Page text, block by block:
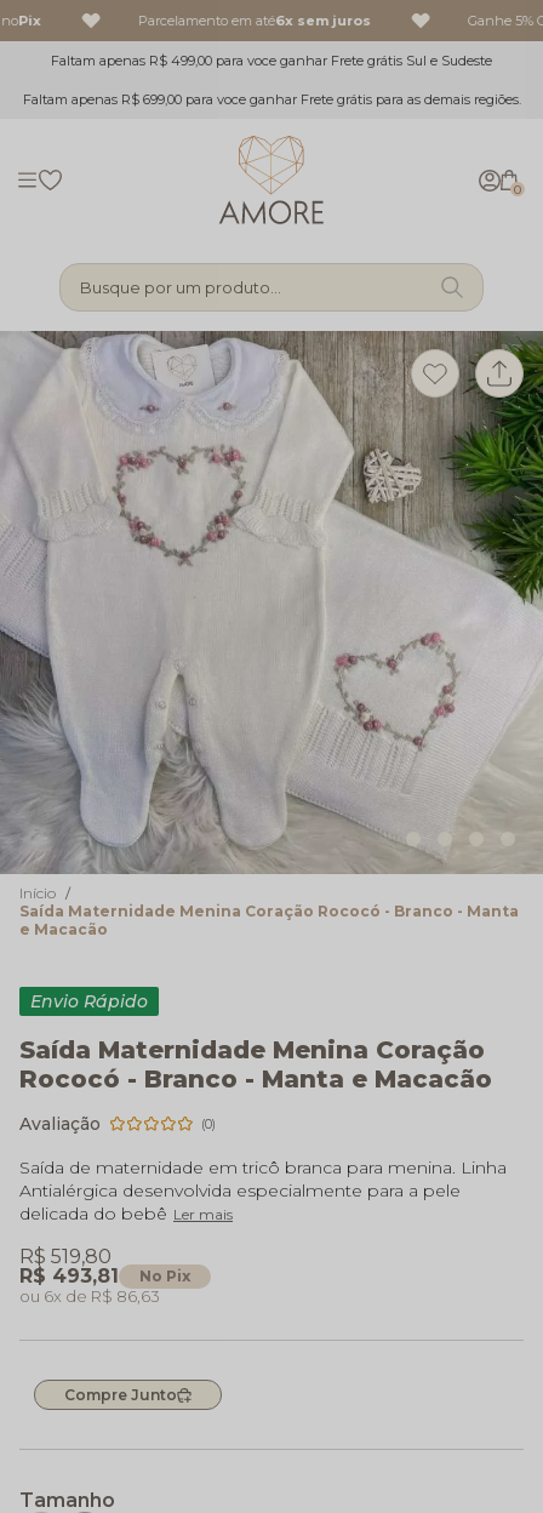
Pix Parcelamento em até6x sem juros Ganhe 5%
Faltam apenas R$ 499,00 para voce ganhar Frete grátis Sul e Sudeste
Faltam apenas R$ 699,00 para voce ganhar Frete grátis para as demais regiões.
0
Busque por um produto...
Início
Saída Maternidade Menina Coração Rococó - Branco - Manta
e Macacão
Envio Rápido
Saída Maternidade Menina Coração
Rococó - Branco - Manta e Macacão
(0)
Saída de maternidade em tricô branca para menina. Linha
Antialérgica desenvolvida especialmente para a pele
delicada do bebê Ler mais
R$ 493,81 No Pix
R$ 519,80
6x R$ 86,63
Compre Junto
Tamanho